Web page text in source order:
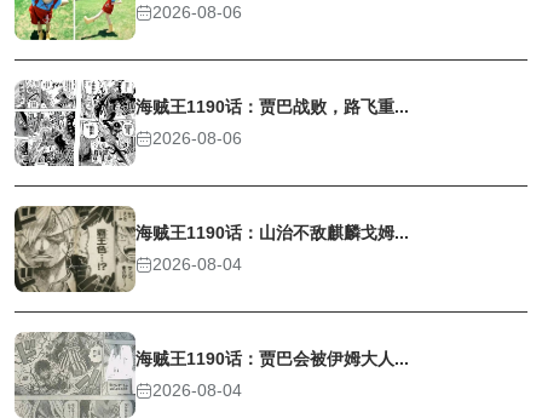
2026-08-06
海贼王1190话：贾巴战败，路飞重...
2026-08-06
海贼王1190话：山治不敌麒麟戈姆...
2026-08-04
海贼王1190话：贾巴会被伊姆大人...
2026-08-04